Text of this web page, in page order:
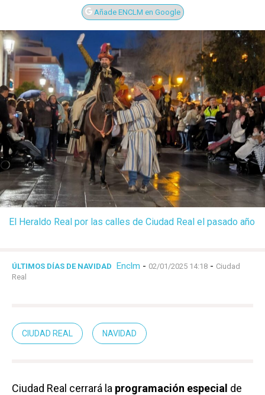
Añade ENCLM en Google
El Heraldo Real por las calles de Ciudad Real el pasado año
ÚLTIMOS DÍAS DE NAVIDAD Enclm - 02/01/2025 14:18 - Ciudad
Real
CIUDAD REAL NAVIDAD
Ciudad Real cerrará la programación especial de